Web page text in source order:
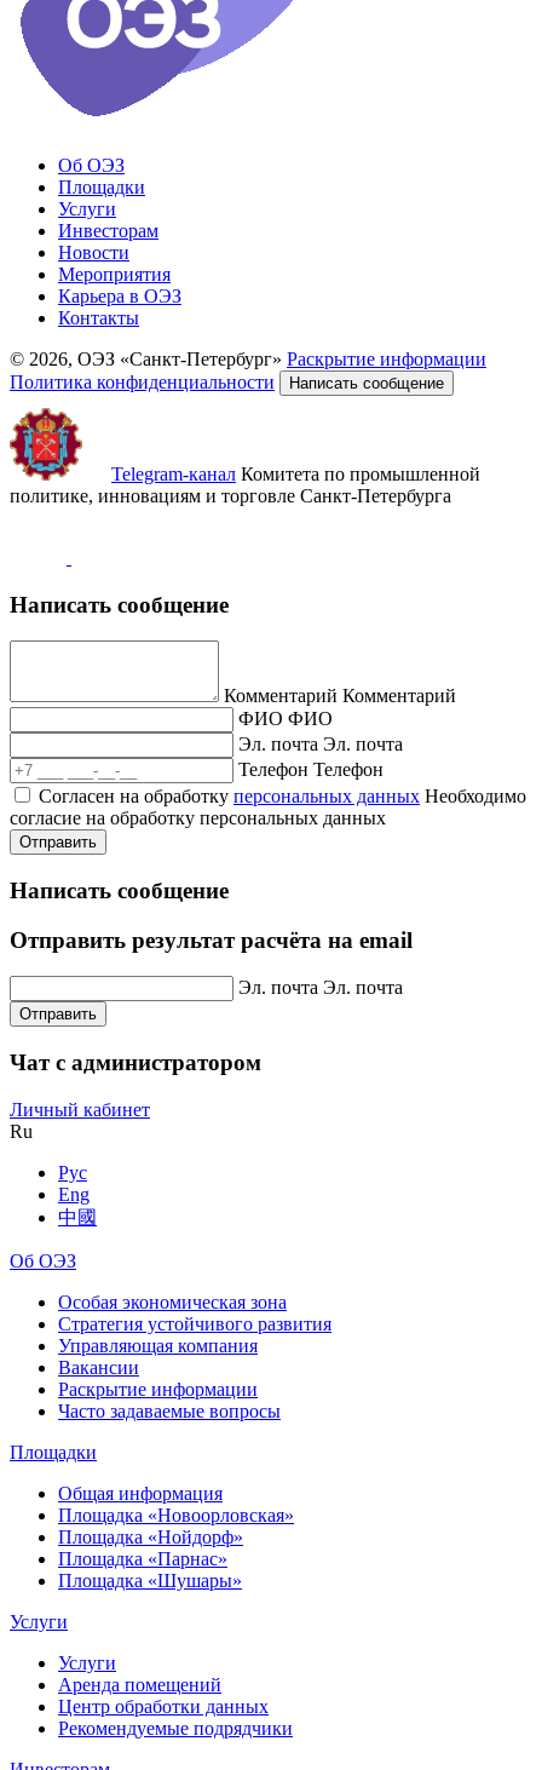
Об ОЭЗ
Площадки
Услуги
Инвесторам
Новости
Мероприятия
Карьера в ОЭЗ
Контакты
© 2026, ОЭЗ «Санкт-Петербург» Раскрытие информации
Политика конфиденциальности
Написать сообщение
Telegram-канал Комитета по промышленной
политике, инновациям и торговле Санкт-Петербурга
Написать сообщение
Комментарий Комментарий
ФИО ФИО
Эл. почта Эл. почта
Телефон Телефон
Согласен на обработку персональных данных Необходимо
согласие на обработку персональных данных
Отправить
Написать сообщение
Отправить результат расчёта на email
Эл. почта Эл. почта
Отправить
Чат с администратором
Личный кабинет
Ru
Рус
Eng
中國
Об ОЭЗ
Особая экономическая зона
Стратегия устойчивого развития
Управляющая компания
Вакансии
Раскрытие информации
Часто задаваемые вопросы
Площадки
Общая информация
Площадка «Новоорловская»
Площадка «Нойдорф»
Площадка «Парнас»
Площадка «Шушары»
Услуги
Услуги
Аренда помещений
Центр обработки данных
Рекомендуемые подрядчики